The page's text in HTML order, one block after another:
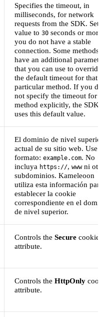
Specifies the timeout, in
milliseconds, for network
requests from the SDK. Set
value to 30 seconds or
you do not have a stable
connection. Some methods
have an additional
that you can use to override
the default timeout for that
particular method. If you do
not specify the timeout for a
method explicitly, the SDK
uses this default value.
El dominio de nivel
actual de su sitio web. Use
formato: example.com. No
incluya https://, wwwni
subdominios. Kameleoon
utiliza esta información
establecer la cookie
correspondiente en el
de nivel superior.
Controls the Secure cookie
attribute.
Controls the HttpOnly
attribute.